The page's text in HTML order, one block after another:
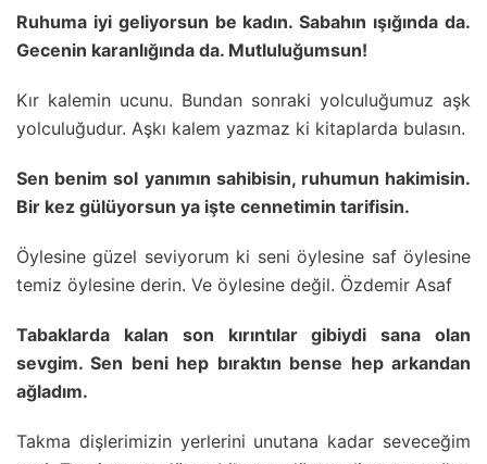
Ruhuma iyi geliyorsun be kadın. Sabahın ışığında da.
Gecenin karanlığında da. Mutluluğumsun!
Kır kalemin ucunu. Bundan sonraki yolculuğumuz aşk
yolculuğudur. Aşkı kalem yazmaz ki kitaplarda bulasın.
Sen benim sol yanımın sahibisin, ruhumun hakimisin.
Bir kez gülüyorsun ya işte cennetimin tarifisin.
Öylesine güzel seviyorum ki seni öylesine saf öylesine
temiz öylesine derin. Ve öylesine değil. Özdemir Asaf
Tabaklarda kalan son kırıntılar gibiydi sana olan
sevgim. Sen beni hep bıraktın bense hep arkandan
ağladım.
Takma dişlerimizin yerlerini unutana kadar seveceğim